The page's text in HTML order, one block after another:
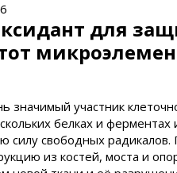
для
значимый участник
белках и ферментах
силу свободных радикалов.
из костей, моста и